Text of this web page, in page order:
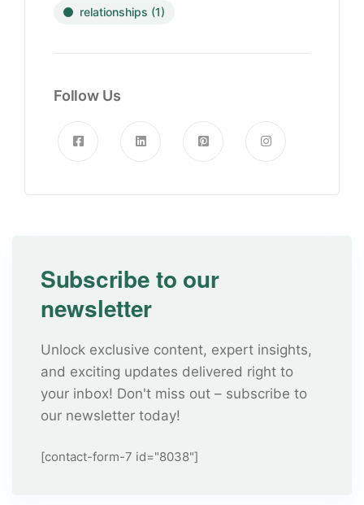
relationships (1)
Follow Us
Subscribe to our
newsletter
Unlock exclusive content, expert insights,
and exciting updates delivered right to
your inbox! Don't miss out – subscribe to
our newsletter today!
[contact-form-7 id="8038"]